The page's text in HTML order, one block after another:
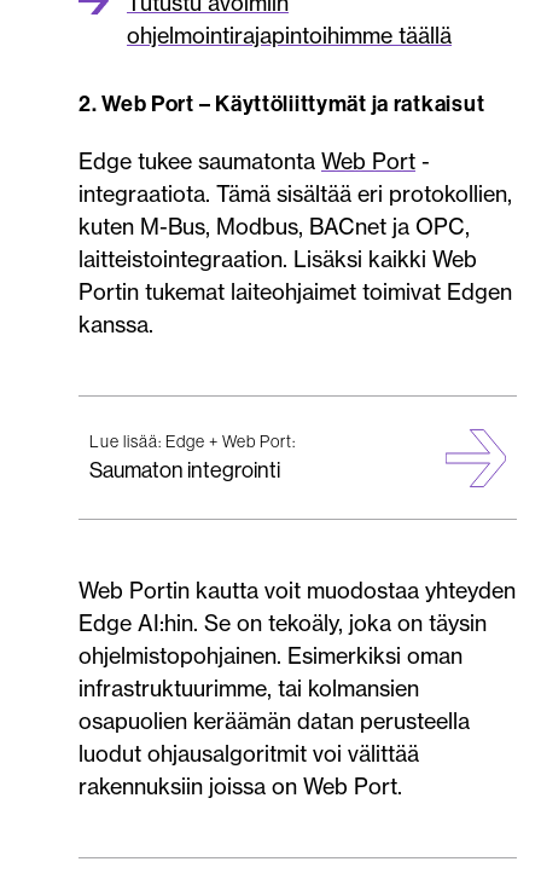
ohjelmointirajapintoihimme täällä
2. Web Port – Käyttöliittymät ja ratkaisut
Edge tukee saumatonta Web Port -
integraatiota. Tämä sisältää eri protokollien,
kuten M-Bus, Modbus, BACnet ja OPC,
laitteistointegraation. Lisäksi kaikki Web
Portin tukemat laiteohjaimet toimivat Edgen
kanssa.
Lue lisää: Edge + Web Port:
Saumaton integrointi
Web Portin kautta voit muodostaa yhteyden
Edge AI:hin. Se on tekoäly, joka on täysin
ohjelmistopohjainen. Esimerkiksi oman
infrastruktuurimme, tai kolmansien
osapuolien keräämän datan perusteella
luodut ohjausalgoritmit voi välittää
rakennuksiin joissa on Web Port.